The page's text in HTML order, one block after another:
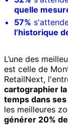
quelle
57%
l’historique
L’une des
est celle de
RetailNext,
cartographier
temps dans
les meilleures
générer 20%